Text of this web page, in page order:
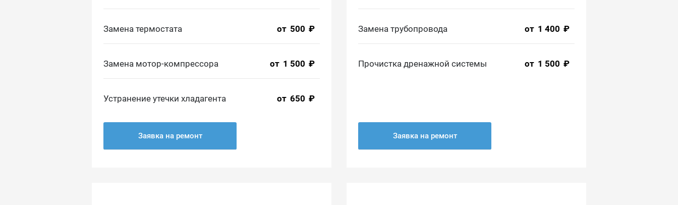
Замена термостата от 500 ₽
Замена мотор-компрессора от 1 500 ₽
Устранение утечки хладагента от 650 ₽
Заявка на ремонт
Замена трубопровода от 1 400 ₽
Прочистка дренажной системы от 1 500 ₽
Заявка на ремонт